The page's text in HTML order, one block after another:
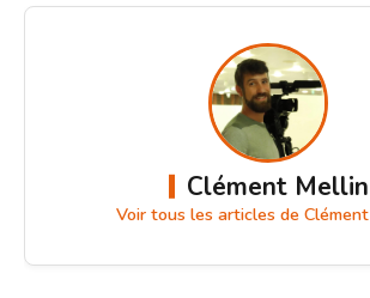
Clément Mellin
Voir tous les articles de